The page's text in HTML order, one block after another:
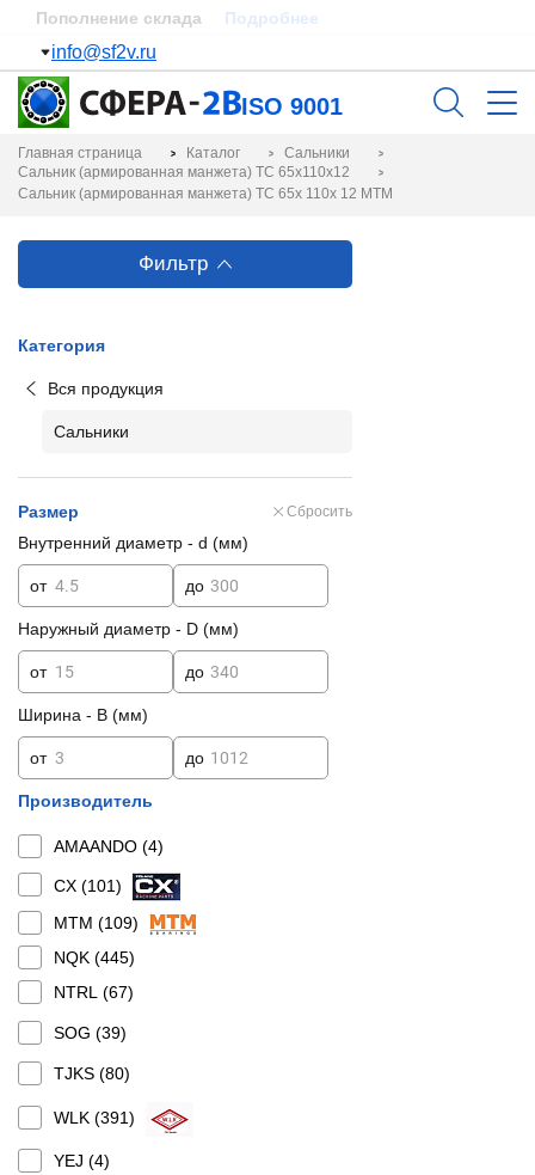
Удобная парковка Подробнее
info@sf2v.ru
ISO 9001
Главная страница Каталог
Сальники
Сальник (армированная манжета) TC 65x110x12
Сальник (армированная манжета) TC 65x 110x 12 MTM
Фильтр
Категория
Вся продукция
Сальники
Размер Сбросить
Внутренний диаметр - d (мм)
от до
Наружный диаметр - D (мм)
от до
Ширина - B (мм)
от до
Производитель
AMAANDO (4)
CX (101)
MTM (109)
NQK (445)
NTRL (67)
SOG (39)
TJKS (80)
WLK (391)
YEJ (4)